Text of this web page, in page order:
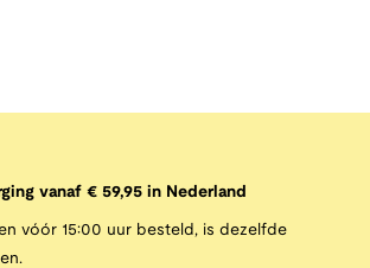
vanaf € 59,95 in Nederland
vóór 15:00 uur besteld, is dezelfde